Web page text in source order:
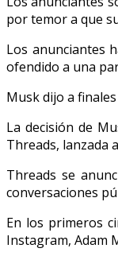
por temor a que
Los anunciantes
ofendido a una
Musk dijo a
La decisión de
Threads, lanzada
Threads se
conversaciones
En los primeros
Instagram, Adam